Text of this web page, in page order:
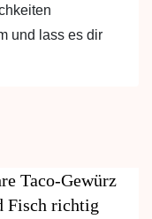
und lass es dir
Taco-Gewürz
Fisch richtig